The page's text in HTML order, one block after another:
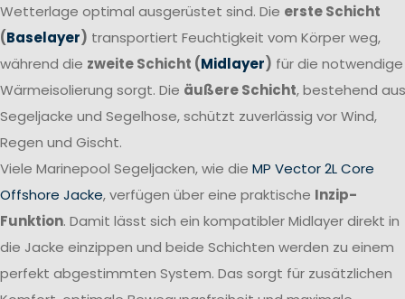
Wetterlage optimal ausgerüstet sind. Die erste Schicht
(Baselayer) transportiert Feuchtigkeit vom Körper weg,
während die zweite Schicht (Midlayer) für die notwendige
Wärmeisolierung sorgt. Die äußere Schicht, bestehend aus
Segeljacke und Segelhose, schützt zuverlässig vor Wind,
Regen und Gischt.
Viele Marinepool Segeljacken, wie die MP Vector 2L Core
Offshore Jacke, verfügen über eine praktische Inzip-
Funktion. Damit lässt sich ein kompatibler Midlayer direkt in
die Jacke einzippen und beide Schichten werden zu einem
perfekt abgestimmten System. Das sorgt für zusätzlichen